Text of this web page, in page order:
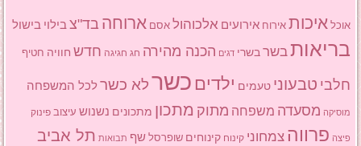
אוכל איכות אירוח אירועים אלכוהול אסם ארוחה בד"צ בילוי בישול
בריאותבשר בשרי דגים הכנה מהירה חג חגיגה חדש חוויה חטיף
חלבי טבעוני טעמים ילדים כשרלא כשר לכל המשפחה
מוסיקה מסעדה משפחה מתוק מתכון מתכונים נשנוש עיצוב פינוק
פיצה פרווה צמחוני קינוח קינוחים שופרסל שף תבואות תל אביב